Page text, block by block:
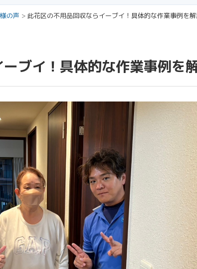
の声 > 此花区の不用品回収ならイーブイ！具体的な作業事例を
ブイ！具体的な作業事例を